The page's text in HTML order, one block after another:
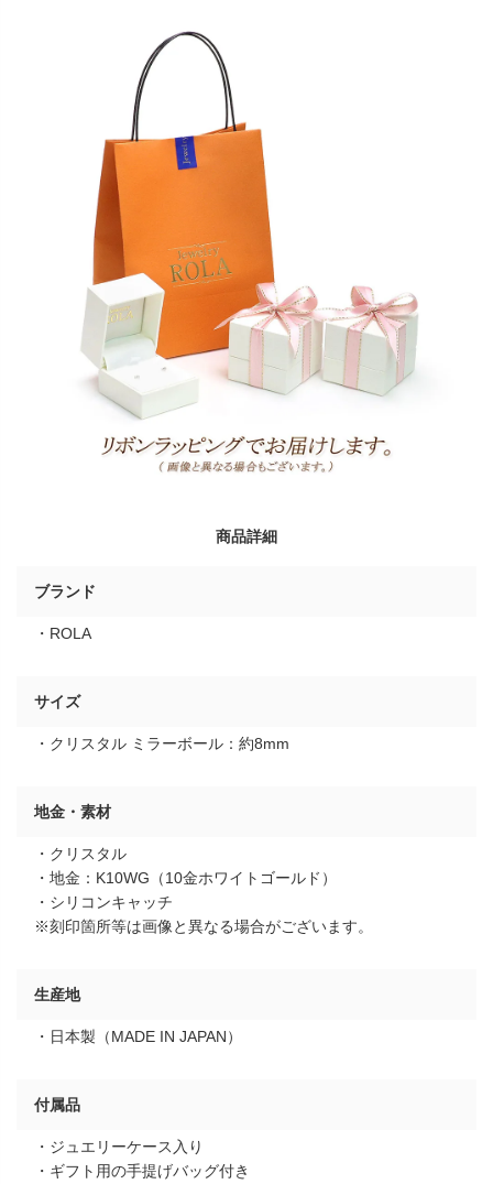
商品詳細
ブランド
・ROLA
サイズ
・クリスタル ミラーボール：約8mm
地金・素材
・クリスタル
・地金：K10WG（10金ホワイトゴールド）
・シリコンキャッチ
※刻印箇所等は画像と異なる場合がございます。
生産地
・日本製（MADE IN JAPAN）
付属品
・ジュエリーケース入り
・ギフト用の手提げバッグ付き